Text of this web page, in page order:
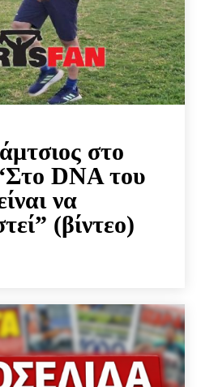
στο
DNA του
να
(βίντεο)